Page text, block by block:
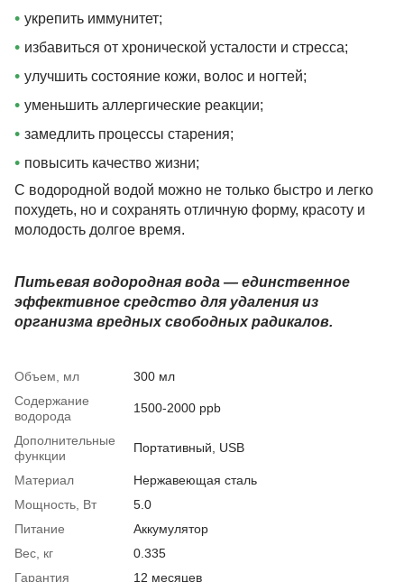
• укрепить иммунитет;
• избавиться от хронической усталости и стресса;
• улучшить состояние кожи, волос и ногтей;
• уменьшить аллергические реакции;
• замедлить процессы старения;
• повысить качество жизни;
С водородной водой можно не только быстро и легко
похудеть, но и сохранять отличную форму, красоту и
молодость долгое время.
Питьевая водородная вода — единственное
эффективное средство для удаления из
организма вредных свободных радикалов.
Объем, мл
300 мл
Содержание
водорода
1500-2000 ppb
Дополнительные
функции
Портативный, USB
Материал
Нержавеющая сталь
Мощность, Вт
5.0
Питание
Аккумулятор
Вес, кг
0.335
Гарантия
12 месяцев